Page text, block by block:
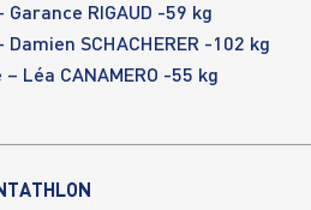
Garance RIGAUD -59 kg
Damien SCHACHERER-102 kg
– Léa CANAMERO -55 kg